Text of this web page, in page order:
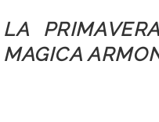
LA
MAGICA